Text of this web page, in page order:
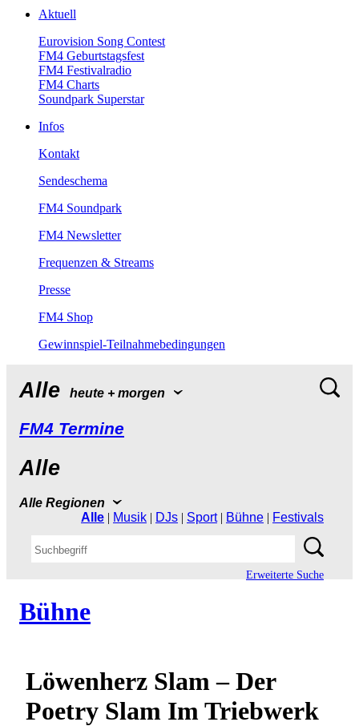
Aktuell
EurovisionSongContest
FM4Geburtstagsfest
FM4Festivalradio
FM4Charts
SoundparkSuperstar
Infos
Kontakt
Sendeschema
FM4Soundpark
FM4Newsletter
Frequenzen&Streams
Presse
FM4Shop
Gewinnspiel-Teilnahmebedingungen
Alle heute+morgen
FM4Termine
Alle
AlleRegionen
Alle | Musik | DJs | Sport| Bühne | Festivals
ErweiterteSuche
Bühne
LöwenherzSlam–Der
PoetrySlamImTriebwerk